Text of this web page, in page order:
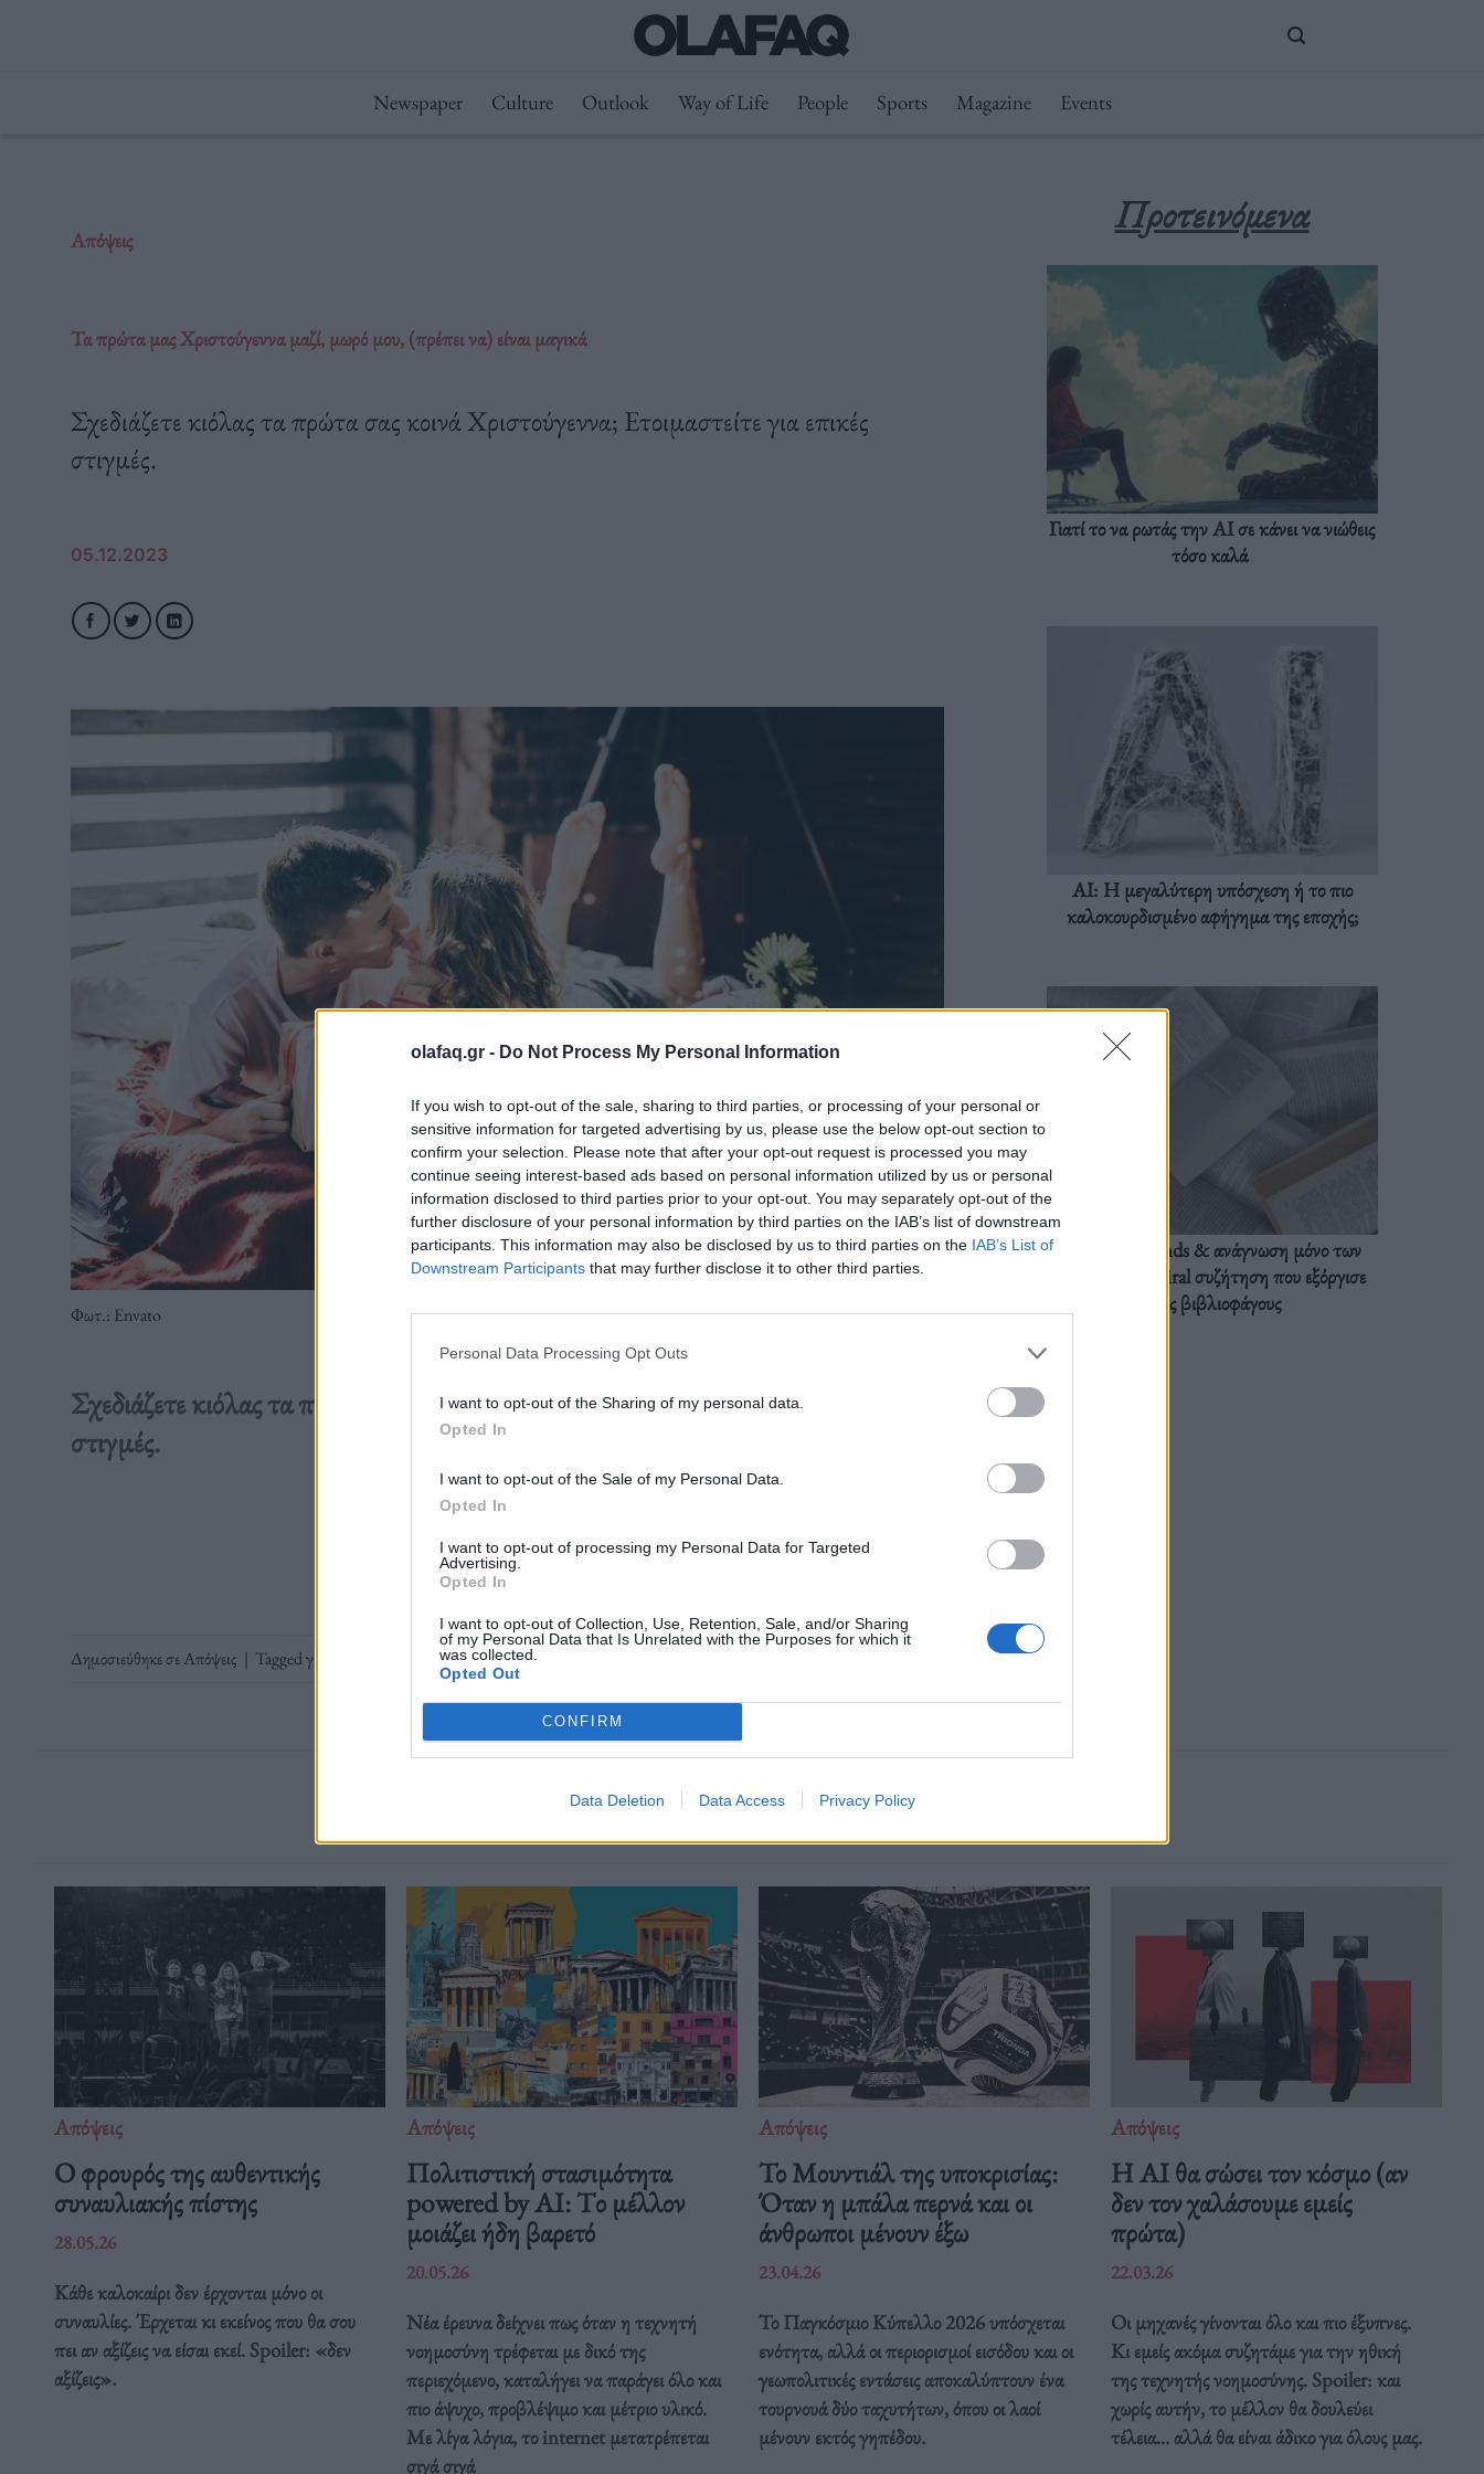
olafaq.gr - Do Not Process My Personal Information
If you wish to opt-out of the sale, sharing to third parties, or processing of your personal or
sensitive information for targeted advertising by us, please use the below opt-out section to
confirm your selection. Please note that after your opt-out request is processed you may
continue seeing interest-based ads based on personal information utilized by us or personal
information disclosed to third parties prior to your opt-out. You may separately opt-out of the
further disclosure of your personal information by third parties on the IAB’s list of downstream
participants. This information may also be disclosed by us to third parties on the IAB’s List of
Downstream Participants that may further disclose it to other third parties.
Personal Data Processing Opt Outs
I want to opt-out of the Sharing of my personal data.
Opted In
I want to opt-out of the Sale of my Personal Data.
Opted In
I want to opt-out of processing my Personal Data for Targeted
Advertising.
Opted In
I want to opt-out of Collection, Use, Retention, Sale, and/or Sharing
of my Personal Data that Is Unrelated with the Purposes for which it
was collected.
Opted Out
CONFIRM
Data Deletion Data Access Privacy Policy
Newspaper Culture Outlook Way of Life People Sports Magazine Events
Απόψεις
Τα πρώτα μας Χριστούγεννα μαζί, μωρό μου, (πρέπει να) είναι μαγικά
Σχεδιάζετε κιόλας τα πρώτα σας κοινά Χριστούγεννα; Ετοιμαστείτε για επικές
στιγμές.
05.12.2023
Φωτ.: Envato
Σχεδιάζετε κιόλας τα πρώτα σας κοινά Χριστούγεννα; Ετοιμαστείτε για επικές
στιγμές.
Διαβάστε περισσότερα
Δημοσιεύθηκε σεΑπόψεις | Taggedγιορτές για δύο ζευγάρια τα Χριστούγεννα
Προτεινόμενα
Γιατί το να ρωτάς την AI σε κάνει να νιώθεις
τόσο καλά
AI: Η μεγαλύτερη υπόσχεση ή το πιο
καλοκουρδισμένο αφήγημα της εποχής;
BookTok trends & ανάγνωση μόνο των
διαλόγων: Η viral συζήτηση που εξόργισε
τους βιβλιοφάγους
Δείτε επίσης
Απόψεις
O φρουρός της αυθεντικής
συναυλιακής πίστης
28.05.26
Κάθε καλοκαίρι δεν έρχονται μόνο οι
συναυλίες. Έρχεται κι εκείνος που θα σου
πει αν αξίζεις να είσαι εκεί. Spoiler: «δεν
αξίζεις».
Απόψεις
Πολιτιστική στασιμότητα
powered by AI: Tο μέλλον
μοιάζει ήδη βαρετό
20.05.26
Νέα έρευνα δείχνει πως όταν η τεχνητή
νοημοσύνη τρέφεται με δικό της
περιεχόμενο, καταλήγει να παράγει όλο και
πιο άψυχο, προβλέψιμο και μέτριο υλικό.
Με λίγα λόγια, το internet μετατρέπεται
σιγά σιγά
Απόψεις
Το Μουντιάλ της υποκρισίας:
Όταν η μπάλα περνά και οι
άνθρωποι μένουν έξω
23.04.26
Το Παγκόσμιο Κύπελλο 2026 υπόσχεται
ενότητα, αλλά οι περιορισμοί εισόδου και οι
γεωπολιτικές εντάσεις αποκαλύπτουν ένα
τουρνουά δύο ταχυτήτων, όπου οι λαοί
μένουν εκτός γηπέδου.
Απόψεις
Η AI θα σώσει τον κόσμο (αν
δεν τον χαλάσουμε εμείς
πρώτα)
22.03.26
Οι μηχανές γίνονται όλο και πιο έξυπνες.
Κι εμείς ακόμα συζητάμε για την ηθική
της τεχνητής νοημοσύνης. Spoiler: και
χωρίς αυτήν, το μέλλον θα δουλεύει
τέλεια... αλλά θα είναι άδικο για όλους μας.